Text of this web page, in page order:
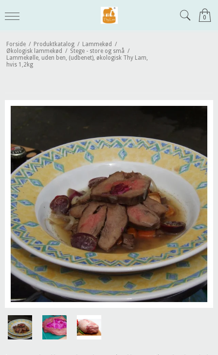
0
Forside / Produktkatalog / Lammekød /
Økologisk lammekød / Stege - store og små /
Lammekølle, uden ben, (udbenet), økologisk Thy Lam,
hvis 1,2kg